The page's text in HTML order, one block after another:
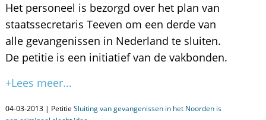
Het personeel is bezorgd over het plan van
staatssecretaris Teeven om een derde van
alle gevangenissen in Nederland te sluiten.
De petitie is een initiatief van de vakbonden.
+Lees meer...
04-03-2013 | Petitie Sluiting van gevangenissen in het Noorden is